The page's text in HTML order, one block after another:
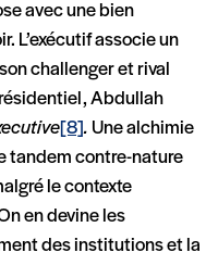
avec une bien
L’exécutif associe un
challenger et rival
Abdullah
[8]. Une alchimie
tandem contre-nature
le contexte
en devine les
des institutions et la